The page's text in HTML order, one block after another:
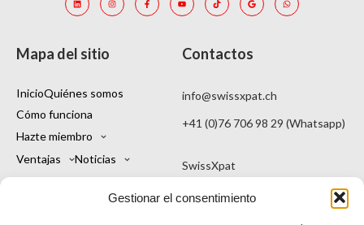
Gestionar el consentimiento
Mapa del sitio
InicioQuiénes somos
Cómo funciona
Hazte miembro
Ventajas
Noticias
Contactos
Mi cuenta
Contactos
info@swissxpat.ch
+41 (0)76 706 98 29 (Whatsapp)
SwissXpat
Una marca de Kintu Sagl